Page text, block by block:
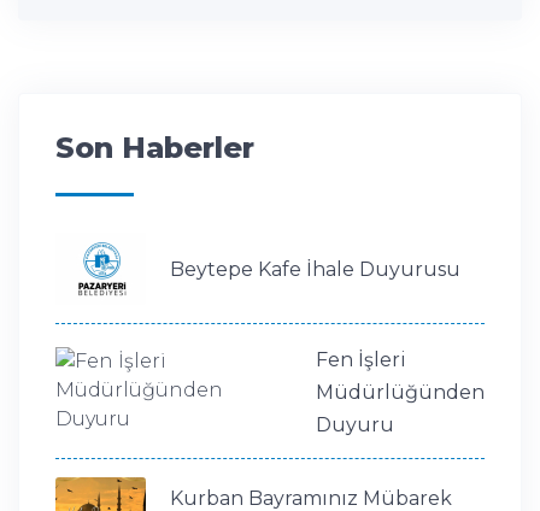
Son Haberler
Beytepe Kafe İhale Duyurusu
Fen İşleri
Müdürlüğünden
Duyuru
Kurban Bayramınız Mübarek